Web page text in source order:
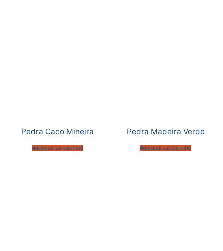
Pedra Caco Mineira
Adicionar ao carrinho
Pedra Madeira Verde
Adicionar ao carrinho